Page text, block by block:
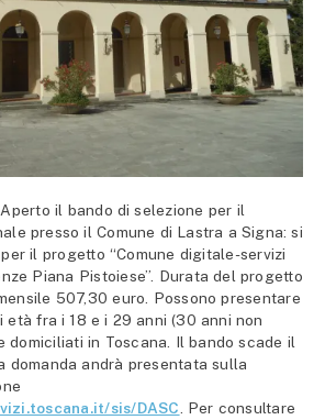
Aperto il bando di selezione per il
presso il Comune di Lastra a Signa: si
il progetto “Comune digitale-servizi
Piana Pistoiese”. Durata del progetto
507,30 euro. Possono presentare
età fra i 18 e i 29 anni (30 anni non
domiciliati in Toscana. Il bando scade il
domanda andrà presentata sulla
sis/DASC . Per consultare